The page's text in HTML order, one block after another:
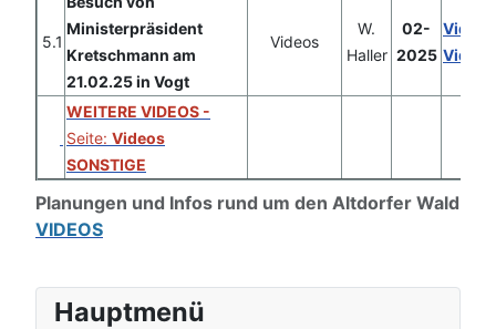
Hauptmenü
Planungen und Infos rund um den Altdorfer Wald -
VIDEOS
5.1
Ministerpräsident
Kretschmann am
21.02.25 in Vogt
Videos
W.
Haller
02-
2025
Video I
Video
WEITERE VIDEOS -
Seite: Videos
SONSTIGE